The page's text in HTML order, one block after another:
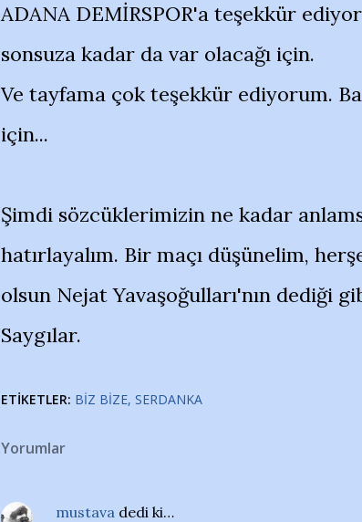
ADANA DEMİRSPOR'a teşekkür
sonsuza kadar da var olacağı için.
Ve tayfama çok teşekkür ediyorum.
için...
Şimdi sözcüklerimizin ne kadar
hatırlayalım. Bir maçı düşünelim,
olsun Nejat Yavaşoğulları'nın dediği
Saygılar.
ETIKETLER: BIZ BIZE SERDANKA
Yorumlar
mustava dedi ki…